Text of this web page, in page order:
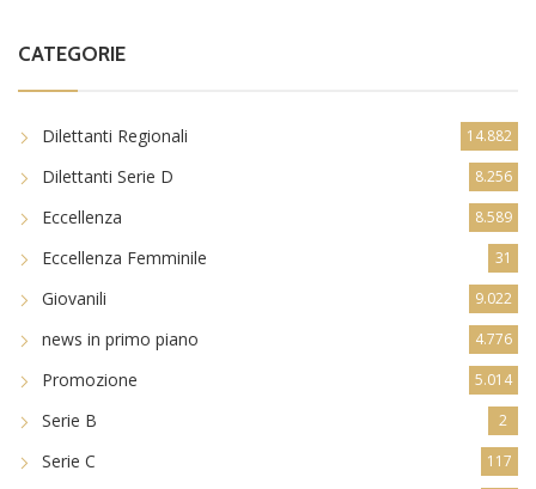
CATEGORIE
Dilettanti Regionali 14.882
Dilettanti Serie D 8.256
Eccellenza 8.589
Eccellenza Femminile 31
Giovanili 9.022
news in primo piano 4.776
Promozione 5.014
Serie B 2
Serie C 117